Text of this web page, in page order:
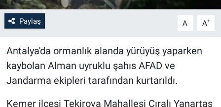
Paylaş A- A+
Antalya'da ormanlık alanda yürüyüş yaparken
kaybolan Alman uyruklu şahıs AFAD ve
Jandarma ekipleri tarafından kurtarıldı.
Kemer ilçesi Tekirova Mahallesi Çıralı Yanartaş